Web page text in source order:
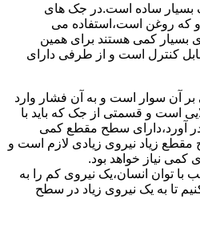
بسیار ساده است.در جک های
که روغن است،استفاده می
بسیار کمی هستند برای همین
کنترل است و از طرفی دارای
آن سوار است و به آن فشار وارد
است و قسمتی از جک که باید با
آورد،دارای سطح مقطع کمی
زیاد نیروی زیادی لازم است و
نیاز خواهد بود.
با توان انسان،یک نیروی کم را به
تا به یک نیروی زیاد در سطح